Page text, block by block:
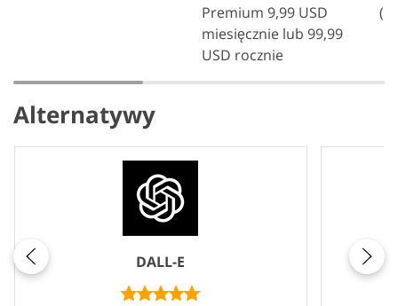
Premium 9,99 USD
miesięcznie lub 99,99
USD rocznie
Alternatywy
DALL-E